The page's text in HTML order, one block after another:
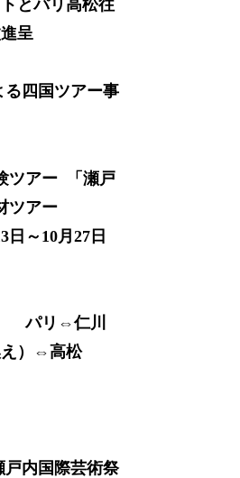
とパリ高松往
呈
る四国ツアー事
ツアー 「瀬戸
ツアー
日～10月27日
パリ ⇔仁川
）
⇔高松
芸術祭